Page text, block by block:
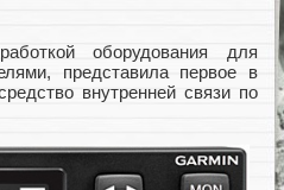
оборудования для
представила первое в
внутренней связи по